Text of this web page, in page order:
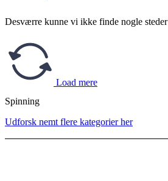
Desværre kunne vi ikke finde nogle steder
Load mere
Spinning
Udforsk nemt flere kategorier her